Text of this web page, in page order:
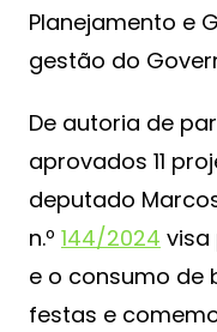
Planejamento e
gestão do
De autoria de
aprovados 11
deputado
n.º 144/2024 visa
e o consumo de
festas e